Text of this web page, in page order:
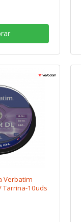
Verbatim
Tarrina-10uds